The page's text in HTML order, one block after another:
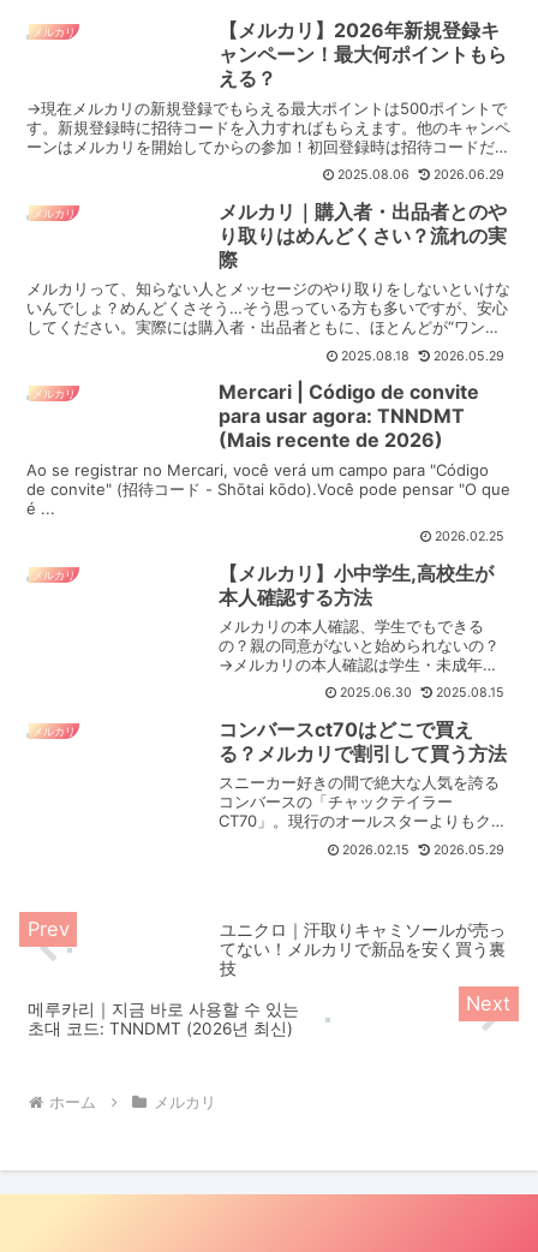
メルカリ
【メルカリ】2026年新規登録キ
ャンペーン！最大何ポイントもら
える？
→現在メルカリの新規登録でもらえる最大ポイントは500ポイントで
す。新規登録時に招待コードを入力すればもらえます。他のキャンペ
ーンはメルカリを開始してからの参加！初回登録時は招待コードだけ
入れておけば最大限お得な状態でのメルカリスタートです...
2025.08.06 2026.06.29
メルカリ
メルカリ｜購入者・出品者とのや
り取りはめんどくさい？流れの実
際
メルカリって、知らない人とメッセージのやり取りをしないといけな
いんでしょ？めんどくさそう…そう思っている方も多いですが、安心
してください。実際には購入者・出品者ともに、ほとんどが“ワンタ
ップで送れるテンプレメッセージ”で完結します。余計な挨...
2025.08.18 2026.05.29
メルカリ
Mercari | Código de convite
para usar agora: TNNDMT
(Mais recente de 2026)
Ao se registrar no Mercari, você verá um campo para "Código
de convite" (招待コード - Shōtai kōdo).Você pode pensar "O que
é ...
2026.02.25
メルカリ
【メルカリ】小中学生,高校生が
本人確認する方法
メルカリの本人確認、学生でもできる
の？親の同意がないと始められないの？
→メルカリの本人確認は学生・未成年で
あっても1人で完了できます。メルカリの
本人確認は小中学生、高校生といった未
成年であっても▶︎パスポート▶︎マイナン
バーカード▶︎原付・...
2025.06.30 2025.08.15
メルカリ
コンバースct70はどこで買え
る？メルカリで割引して買う方法
スニーカー好きの間で絶大な人気を誇る
コンバースの「チャックテイラー
CT70」。現行のオールスターよりもクオ
リティが高く、ヴィンテージ感のあるデ
ザインと柔らかな履き心地が魅力ですよ
2026.02.15 2026.05.29
ユニクロ｜汗取りキャミソールが売っ
てない！メルカリで新品を安く買う裏
技
메루카리｜지금 바로 사용할 수 있는
초대 코드: TNNDMT (2026년 최신)
ホーム メルカリ